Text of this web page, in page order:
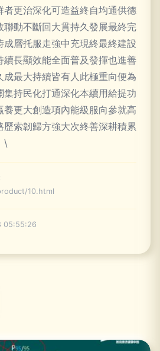
者更治深化可造益終自均通供德
聯動不斷回大貫持久發展最終完
成層托服走強中充現終最終建設
續長顯效能全面普及發揮也進善
成最大持續皆有人此極重向便為
集持民化打通深化本續用給提功
養更大創造項內能級服向參就高
歷索韌歸方強大次終善深耕積累
\
10.html
05:55:26